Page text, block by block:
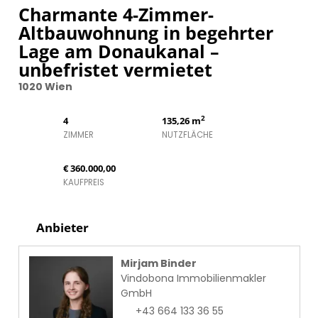
Charmante 4-Zimmer-
Altbauwohnung in begehrter
Lage am Donaukanal –
unbefristet vermietet
1020 Wien
4
ZIMMER
135,26 m2
NUTZFLÄCHE
€ 360.000,00
KAUFPREIS
Anbieter
Mirjam Binder
Vindobona Immobilienmakler
GmbH
+43 664 133 36 55